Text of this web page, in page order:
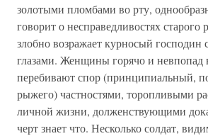
золотыми пломбами во рту,
говорит о несправедливостях
злобно возражает курносый
глазами. Женщины горячо и невпопад
перебивают спор (принципиальный,
рыжего) частностями, торопливыми
личной жизни, долженствующими
черт знает что. Несколько солдат,